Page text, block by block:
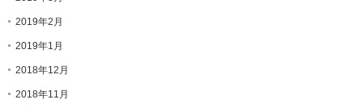
2019年2月
2019年1月
2018年12月
2018年11月